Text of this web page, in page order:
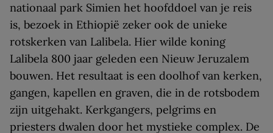
nationaal park Simien het hoofddoel van je reis
is, bezoek in Ethiopië zeker ook de unieke
rotskerken van Lalibela. Hier wilde koning
Lalibela 800 jaar geleden een Nieuw Jeruzalem
bouwen. Het resultaat is een doolhof van kerken,
gangen, kapellen en graven, die in de rotsbodem
zijn uitgehakt. Kerkgangers, pelgrims en
priesters dwalen door het mystieke complex. De